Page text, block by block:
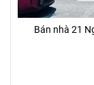
Bán nhà 21